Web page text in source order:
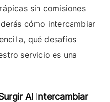
sin comisiones
cómo intercambiar
qué desafíos
servicio es una
Al Intercambiar